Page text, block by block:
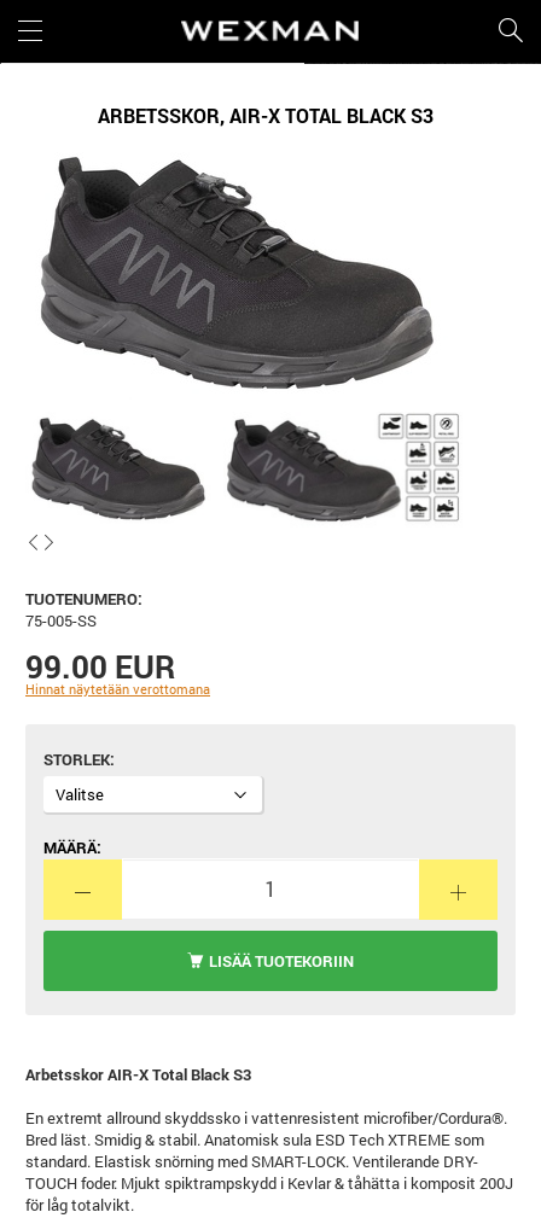
ARBETSSKOR, AIR-X TOTAL BLACK S3
TUOTENUMERO:
75-005-SS
99.00 EUR
Hinnat näytetään verottomana
STORLEK
MÄÄRÄ:
LISÄÄ TUOTEKORIIN
Arbetsskor AIR-X Total Black S3
En extremt allround skyddssko i vattenresistent microfiber/Cordura®.
Bred läst. Smidig & stabil. Anatomisk sula ESD Tech XTREME som
standard. Elastisk snörning med SMART-LOCK. Ventilerande DRY-
TOUCH foder. Mjukt spiktrampskydd i Kevlar & tåhätta i komposit 200J
för låg totalvikt.